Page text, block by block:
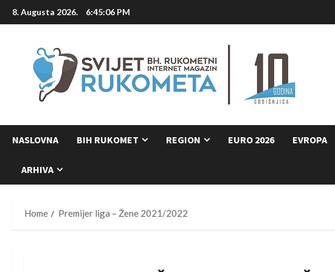
Skip
to
8. Augusta 2026. 6:45:07 PM
NASLOVNA BIH RUKOMET REGION EURO 2026 EVROPA
ARHIVA
Home Premijer liga – Žene 2021/2022